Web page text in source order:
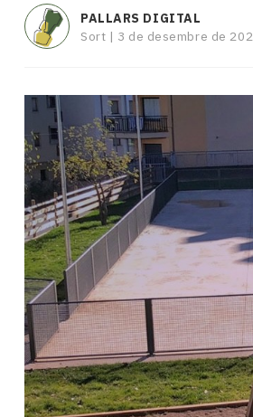
temps
Reportatges
Entrevistes
A
escena!
Dis
la
teva!
Subscriptors
La
newsletter
del
Pallars
Contingut
patrocinat
Lo
més
llegit...
Editorial
PALLARS DIGITAL
Sort | 3 de desembre de